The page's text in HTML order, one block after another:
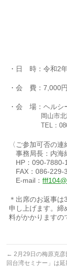
・日 時：令和2
・会 費：7,000円
・会 場：ヘルシ
岡山市北区駅
TEL：086-
〈ご参加可否の連
事務局長：内海
HP：090-7880-
FAX：086-229-
E-mail：
＊出席のお返事
申し上げます。締
料がかかりますの
← 2月29日の梅原克
回台湾セミナー」は延